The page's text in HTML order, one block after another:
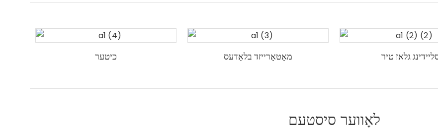
כיטער מאָטאָרייזד בלאַדעס גלאז טיר
לאָווער סיסטעם